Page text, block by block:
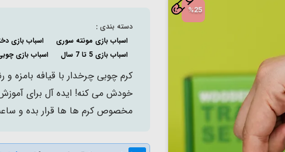
%25
دسته بندی :
اسباب بازی مونته سوری
اسباب بازی
اسباب بازی 5 تا 7 سال
اسباب بازی
کرم چوبی چرخدار با قیافه
خودش می کنه! ایده آل برای آموزش
مخصوص کرم ها ها قرار بده و